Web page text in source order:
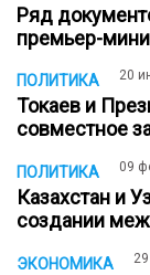
Ряд
премьер-
ПОЛИТИКА 20
Токаев и
совместное
ПОЛИТИКА 09
Казахстан и
создании
ЭКОНОМИКА